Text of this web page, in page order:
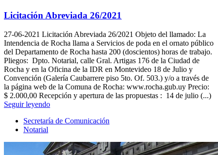
Licitación Abreviada 26/2021
27-06-2021 Licitación Abreviada 26/2021 Objeto del llamado: La
Intendencia de Rocha llama a Servicios de poda en el ornato público
del Departamento de Rocha hasta 200 (doscientos) horas de trabajo.
Pliegos: Dpto. Notarial, calle Gral. Artigas 176 de la Ciudad de
Rocha y en la Oficina de la IDR en Montevideo 18 de Julio y
Convención (Galería Caubarrere piso 5to. Of. 503.) y/o a través de
la página web de la Comuna de Rocha: www.rocha.gub.uy Precio:
$ 2.000,00 Recepción y apertura de las propuestas : 14 de julio (...)
Seguir leyendo
Secretaría de Comunicación
Notarial